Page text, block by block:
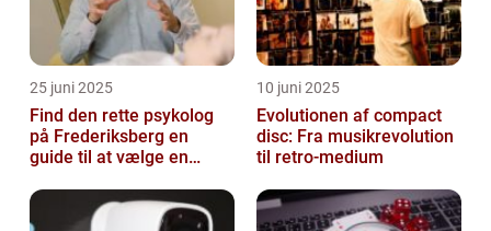
25 juni 2025
Find den rette psykolog
på Frederiksberg en
guide til at vælge en
10 juni 2025
Evolutionen af compact
disc: Fra musikrevolution
til retro-medium